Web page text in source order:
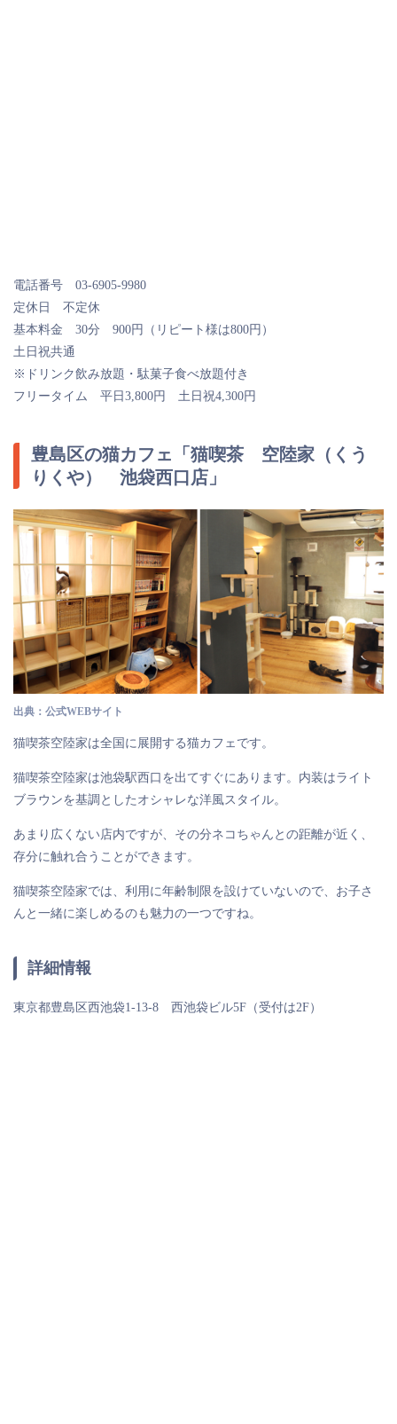
電話番号 03-6905-9980
定休日 不定休
基本料金 30分 900円（リピート様は800円）
土日祝共通
※ドリンク飲み放題・駄菓子食べ放題付き
フリータイム 平日3,800円 土日祝4,300円
豊島区の猫カフェ「猫喫茶 空陸家（くう
りくや） 池袋西口店」
出典：公式WEBサイト
猫喫茶空陸家は全国に展開する猫カフェです。
猫喫茶空陸家は池袋駅西口を出てすぐにあります。内装はライト
ブラウンを基調としたオシャレな洋風スタイル。
あまり広くない店内ですが、その分ネコちゃんとの距離が近く、
存分に触れ合うことができます。
猫喫茶空陸家では、利用に年齢制限を設けていないので、お子さ
んと一緒に楽しめるのも魅力の一つですね。
詳細情報
東京都豊島区西池袋1-13-8 西池袋ビル5F（受付は2F）